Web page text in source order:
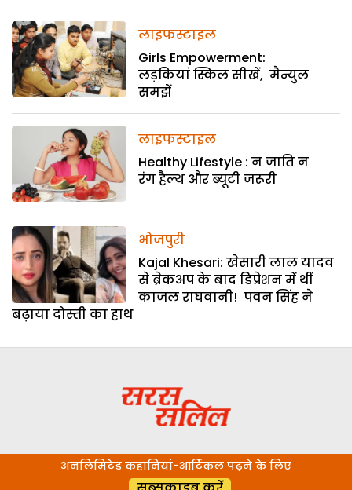
लाइफस्टाइल
Girls Empowerment:
लड़कियां स्किल सीखें, मैन्युल
समझें
लाइफस्टाइल
Healthy Lifestyle : न जाति न
रंग हैल्थ और ब्यूटी जरूरी
भोजपुरी
Kajal Khesari: खेसारी लाल यादव
से ब्रेकअप के बाद डिप्रेशन में थीं
काजल राघवानी! पवन सिंह ने
बढ़ाया दोस्ती का हाथ
अनलिमिटेड कहानियां-आर्टिकल पढ़ने के लिए